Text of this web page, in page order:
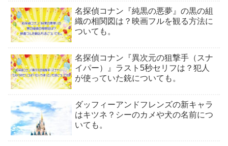
名探偵コナン『純黒の悪夢』の黒の組
織の相関図は？映画フルを観る方法に
ついても。
名探偵コナン『異次元の狙撃手（スナ
イパー）』ラスト5秒セリフは？犯人
が使っていた銃についても。
ダッフィーアンドフレンズの新キャラ
はキツネ？シーのカメや犬の名前につ
いても。